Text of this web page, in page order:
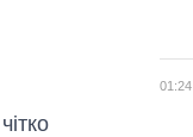
01:24